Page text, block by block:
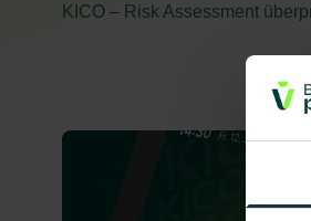
KICO – Risk Assessment